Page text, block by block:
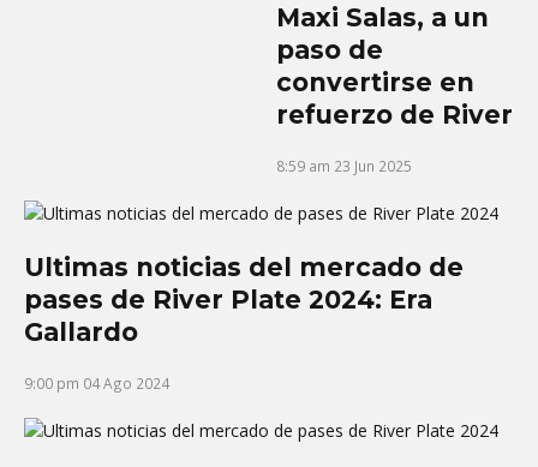
Maxi Salas, a un
paso de
convertirse en
refuerzo de River
8:59 am 23 Jun 2025
Ultimas noticias del mercado de
pases de River Plate 2024: Era
Gallardo
9:00 pm 04 Ago 2024